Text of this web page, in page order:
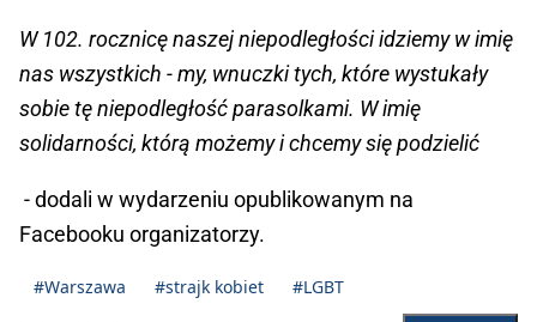
W 102. rocznicę naszej niepodległości idziemy w imię
nas wszystkich - my, wnuczki tych, które wystukały
sobie tę niepodległość parasolkami. W imię
solidarności, którą możemy i chcemy się podzielić
- dodali w wydarzeniu opublikowanym na
Facebooku organizatorzy.
#Warszawa #strajk kobiet #LGBT